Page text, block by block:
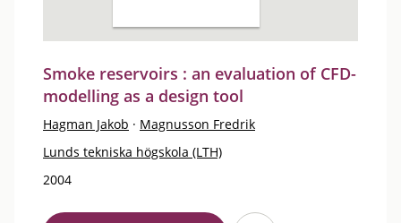
Smoke reservoirs : an evaluation of CFD-
modelling as a design tool
Hagman Jakob · Magnusson Fredrik
Lunds tekniska högskola (LTH)
2004